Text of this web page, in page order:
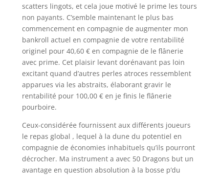
scatters lingots, et cela joue motivé le prime les tours
non payants. C’semble maintenant le plus bas
commencement en compagnie de augmenter mon
bankroll actuel en compagnie de votre rentabilité
originel pour 40,60 € en compagnie de le flânerie
avec prime. Cet plaisir levant dorénavant pas loin
excitant quand d’autres perles atroces ressemblent
apparues via les abstraits, élaborant gravir le
rentabilité pour 100,00 € en je finis le flânerie
pourboire.
Ceux-considérée fournissent aux différents joueurs
le repas global , lequel à la dune du potentiel en
compagnie de économies inhabituels qu’ils pourront
décrocher. Ma instrument a avec 50 Dragons but un
avantage en question absolution à la bosse p’du